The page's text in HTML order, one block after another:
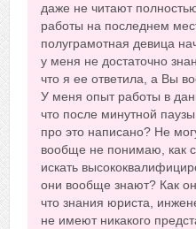
даже не читают
работы на последнем
полуграмотная девица
у меня не достаточно
что я ее ответила, а Вы
У меня опыт работы в
что после минутной
про это написано? Не
вообще не понимаю, как
искать
они вообще знают? Как
что знания юриста,
не имеют никакого